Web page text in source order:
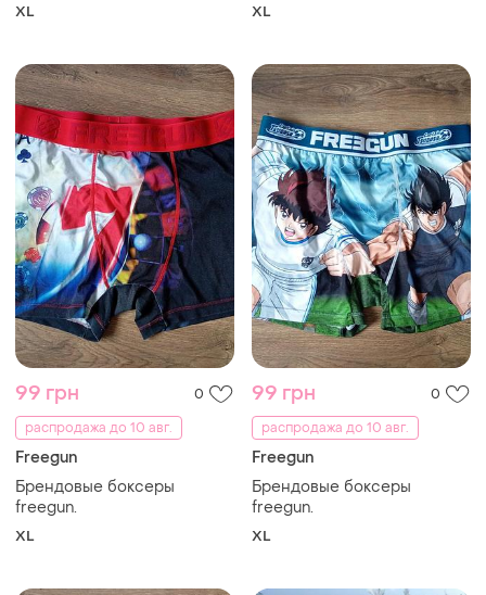
XL XL
99 грн
0
распродажа до 10 авг.
Freegun
Брендовые боксеры
freegun.
XL
99 грн
0
распродажа до 10 авг.
Freegun
Брендовые боксеры
freegun.
XL